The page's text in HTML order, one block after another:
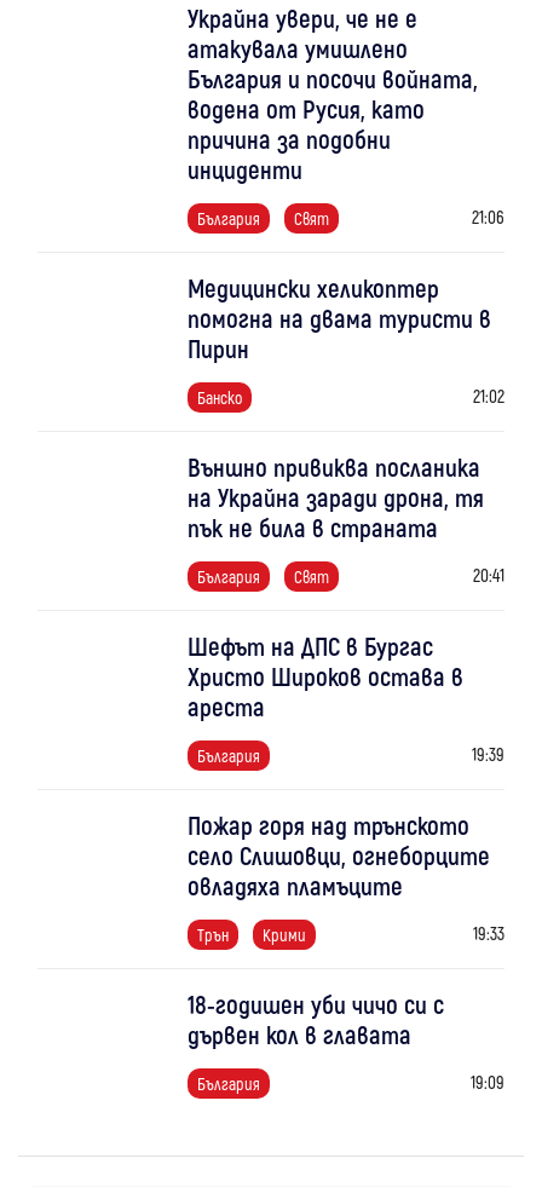
Украйна увери, че не е
атакувала умишлено
България и посочи войната,
водена от Русия, като
причина за подобни
инциденти
България Свят 21:06
Медицински хеликоптер
помогна на двама туристи в
Пирин
Банско 21:02
Външно привиква посланика
на Украйна заради дрона, тя
пък не била в страната
България Свят 20:41
Шефът на ДПС в Бургас
Христо Широков остава в
ареста
България 19:39
Пожар горя над трънското
село Слишовци, огнеборците
овладяха пламъците
Трън Крими 19:33
18-годишен уби чичо си с
дървен кол в главата
България 19:09